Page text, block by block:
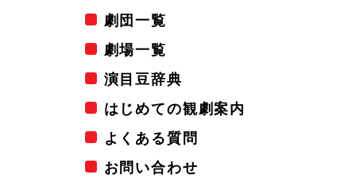
劇団一覧
劇場一覧
演目豆辞典
はじめての観劇案内
よくある質問
お問い合わせ